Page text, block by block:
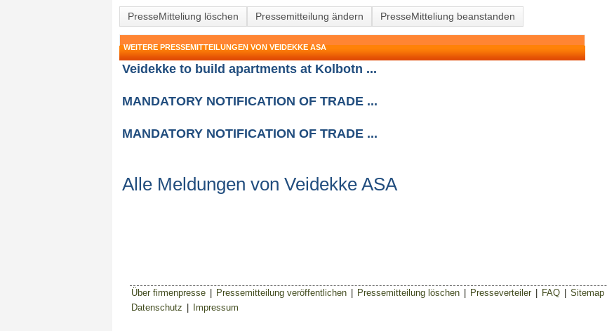
PresseMitteliung löschen Pressemitteilung ändern PresseMitteliung beanstanden
WEITERE PRESSEMITTEILUNGEN VON VEIDEKKE ASA
Veidekke to build apartments at Kolbotn ...
MANDATORY NOTIFICATION OF TRADE ...
MANDATORY NOTIFICATION OF TRADE ...
Alle Meldungen von Veidekke ASA
Über firmenpresse Pressemitteilung veröffentlichen Pressemitteilung löschen Presseverteiler FAQ Sitemap
Datenschutz
Impressum